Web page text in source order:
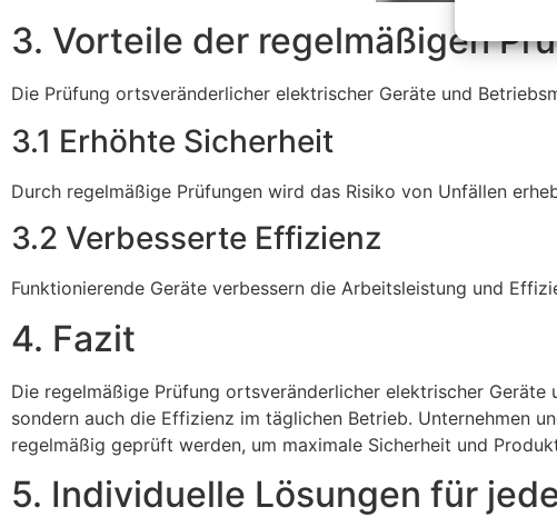
3. Vorteile der regelmäßigen
Die Prüfung ortsveränderlicher elektrischer Geräte und
3.1 Erhöhte Sicherheit
Durch regelmäßige Prüfungen wird das Risiko von Unfällen
3.2 Verbesserte Effizienz
Funktionierende Geräte verbessern die Arbeitsleistung und
4. Fazit
Die regelmäßige Prüfung ortsveränderlicher elektrischer
sondern auch die Effizienz im täglichen Betrieb. Unternehmen
regelmäßig geprüft werden, um maximale Sicherheit und
5. Individuelle Lösungen für